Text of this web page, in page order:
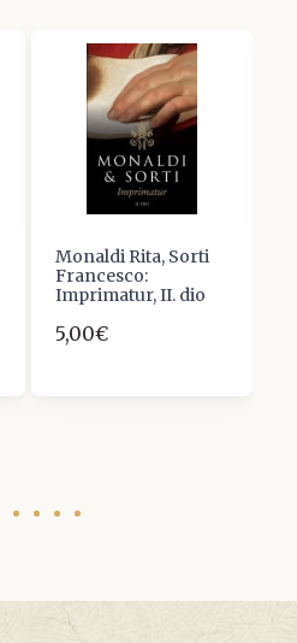
Monaldi Rita, Sorti
Francesco:
Imprimatur, II. dio
5,00€